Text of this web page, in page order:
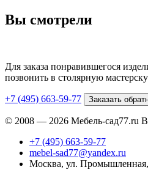
Вы смотрели
Для заказа понравившегося
позвонить в столярную
+7 (495) 663-59-77 Заказать
© 2008 — 2026 Мебель-сад77.ru
+7 (495) 663-59-77
mebel-sad77@yandex.ru
Москва, ул. Промышленная,